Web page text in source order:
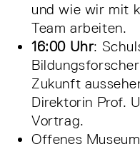
und wie wir mit
Team arbeiten.
16:00 Uhr:
Zukunft
Direktorin Prof.
Vortrag.
Offenes